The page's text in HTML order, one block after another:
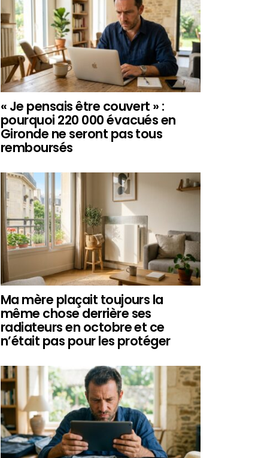
« Je pensais être couvert » :
pourquoi 220 000 évacués en
Gironde ne seront pas tous
remboursés
Ma mère plaçait toujours la
même chose derrière ses
radiateurs en octobre et ce
n’était pas pour les protéger